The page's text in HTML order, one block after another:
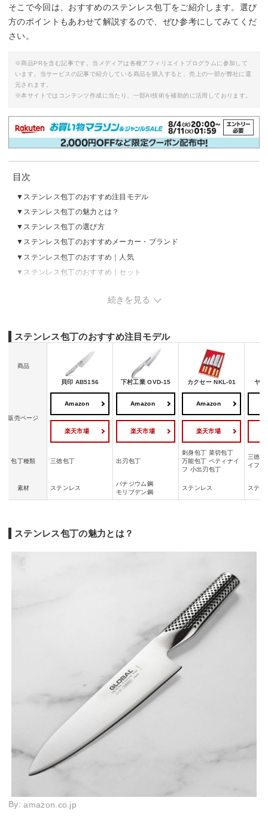
そこで今回は、おすすめのステンレス包丁をご紹介します。選び
方のポイントもあわせて解説するので、ぜひ参考にしてみてくだ
さい。
※商品PRを含む記事です。当メディアは各種アフィリエイトプログラムに参加して
います。当サービスの記事で紹介している商品を購入すると、売上の一部が弊社に還
元されます。
※本サイトではコンテンツ作成に当たり、一部AI技術を補助的に活用しております。
目次
ステンレス包丁のおすすめ注目モデル
ステンレス包丁の魅力とは？
ステンレス包丁の選び方
ステンレス包丁のおすすめメーカー・ブランド
ステンレス包丁のおすすめ｜人気
ステンレス包丁のおすすめ｜セット
ステンレス包丁のお手入れ方法続きを見る
ステンレス包丁のおすすめ注目モデル
商品
貝印 AB5156 下村工業 OVD-15 カクセー NKL-01 ヤ
販売ページ
Amazon
楽天市場
Amazon
楽天市場
Amazon
楽天市場
包丁種類 三徳包丁 出刃包丁
刺身包丁 菜切包丁
万能包丁 ペティナイ
フ 小出刃包丁
三徳包
イフ
素材 ステンレス
バナジウム鋼
モリブデン鋼
ステンレス ステン
ステンレス包丁の魅力とは？
By:amazon.co.jp